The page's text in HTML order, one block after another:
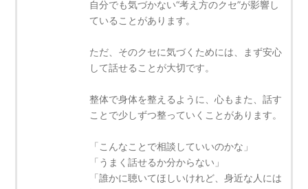
自分でも気づかない“考え方のクセ”が影響し
ていることがあります。
ただ、そのクセに気づくためには、まず安心
して話せることが大切です。
整体で身体を整えるように、心もまた、話す
ことで少しずつ整っていくことがあります。
「こんなことで相談していいのかな」
「うまく話せるか分からない」
「誰かに聴いてほしいけれど、身近な人には